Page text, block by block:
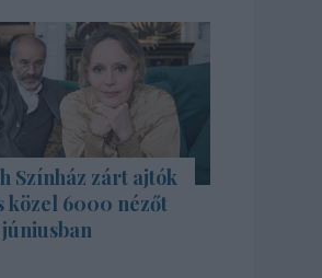
Színház zárt ajtók
közel 6000 nézőt